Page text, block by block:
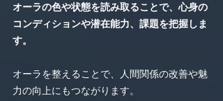
オーラの色や状態を読み取ることで、心身の
コンディションや潜在能力、課題を把握しま
す。
オーラを整えることで、人間関係の改善や魅
力の向上にもつながります。